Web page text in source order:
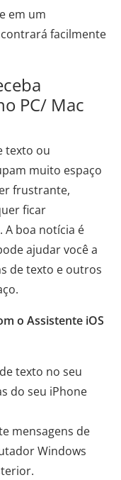
em um
facilmente
PC/ Mac
texto ou
muito espaço
frustrante,
ficar
A boa notícia é
ajudar você a
de texto e outros
o Assistente iOS
texto no seu
do seu iPhone
mensagens de
Windows